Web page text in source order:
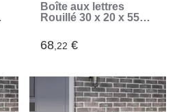
Boîte aux lettres
Rouillé 30 x 20 x 55
68,22 €